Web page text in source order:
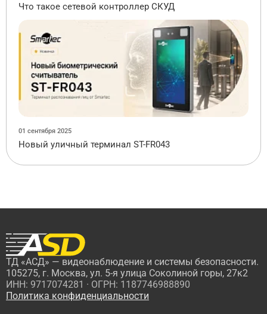
Что такое сетевой контроллер СКУД
01 сентября 2025
Новый уличный терминал ST-FR043
ТД «АСД» — видеонаблюдение и системы безопасности.
105275, г. Москва, ул. 5-я улица Соколиной горы, 27к2
ИНН: 9717074281 · ОГРН: 1187746988890
Политика конфиденциальности